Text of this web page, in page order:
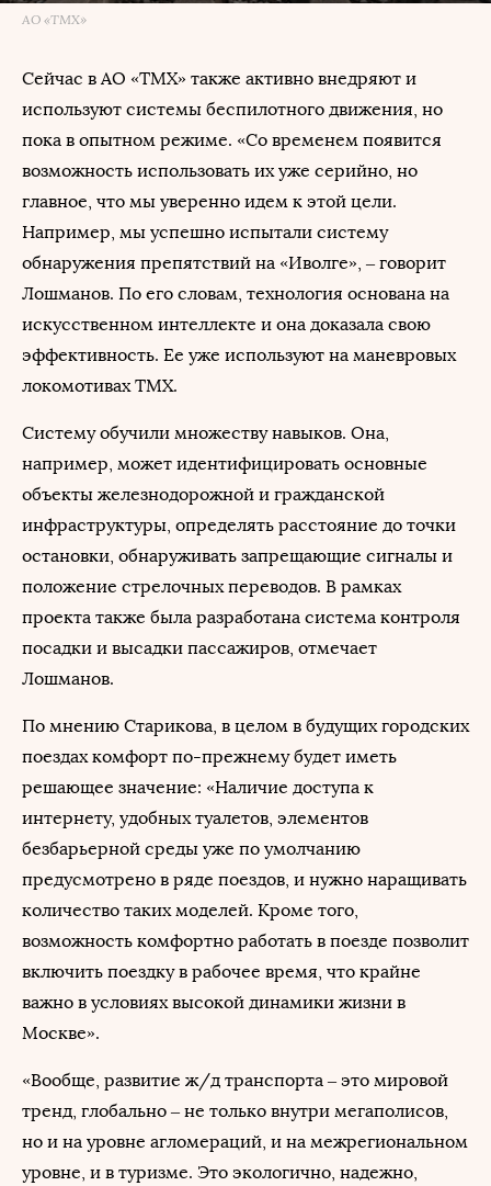
АО «ТМХ»
Сейчас в АО «ТМХ» также активно внедряют и
используют системы беспилотного движения, но
пока в опытном режиме. «Со временем появится
возможность использовать их уже серийно, но
главное, что мы уверенно идем к этой цели.
Например, мы успешно испытали систему
обнаружения препятствий на «Иволге», – говорит
Лошманов. По его словам, технология основана на
искусственном интеллекте и она доказала свою
эффективность. Ее уже используют на маневровых
локомотивах ТМХ.
Систему обучили множеству навыков. Она,
например, может идентифицировать основные
объекты железнодорожной и гражданской
инфраструктуры, определять расстояние до точки
остановки, обнаруживать запрещающие сигналы и
положение стрелочных переводов. В рамках
проекта также была разработана система контроля
посадки и высадки пассажиров, отмечает
Лошманов.
По мнению Старикова, в целом в будущих городских
поездах комфорт по-прежнему будет иметь
решающее значение: «Наличие доступа к
интернету, удобных туалетов, элементов
безбарьерной среды уже по умолчанию
предусмотрено в ряде поездов, и нужно наращивать
количество таких моделей. Кроме того,
возможность комфортно работать в поезде позволит
включить поездку в рабочее время, что крайне
важно в условиях высокой динамики жизни в
Москве».
«Вообще, развитие ж/д транспорта – это мировой
тренд, глобально – не только внутри мегаполисов,
но и на уровне агломераций, и на межрегиональном
уровне, и в туризме. Это экологично, надежно,